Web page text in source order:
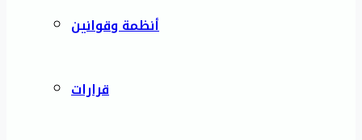
أنظمة وقوانين
قرارات